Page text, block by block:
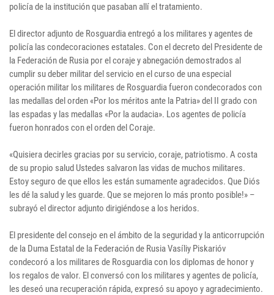
policía de la institución que pasaban allí el tratamiento.
El director adjunto de Rosguardia entregó a los militares y agentes de
policía las condecoraciones estatales. Con el decreto del Presidente de
la Federación de Rusia por el coraje y abnegación demostrados al
cumplir su deber militar del servicio en el curso de una especial
operación militar los militares de Rosguardia fueron condecorados con
las medallas del orden «Por los méritos ante la Patria» del II grado con
las espadas y las medallas «Por la audacia». Los agentes de policía
fueron honrados con el orden del Coraje.
«Quisiera decirles gracias por su servicio, coraje, patriotismo. A costa
de su propio salud Ustedes salvaron las vidas de muchos militares.
Estoy seguro de que ellos les están sumamente agradecidos. Que Diós
les dé la salud y les guarde. Que se mejoren lo más pronto posible!» –
subrayó el director adjunto dirigiéndose a los heridos.
El presidente del consejo en el ámbito de la seguridad y la anticorrupción
de la Duma Estatal de la Federación de Rusia Vasíliy Piskarióv
condecoró a los militares de Rosguardia con los diplomas de honor y
los regalos de valor. El conversó con los militares y agentes de policía,
les deseó una recuperación rápida, expresó su apoyo y agradecimiento.